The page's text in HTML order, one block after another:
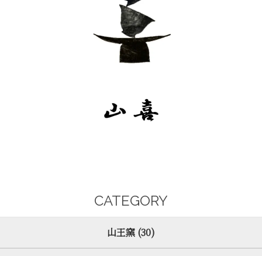
CATEGORY
山王窯 (30)